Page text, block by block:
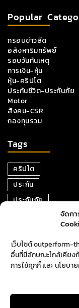
จัดก
เว็บไซต์ outperform-
อื่นที่มีลักษณะใกล้เคียง
การใช้คุกกี้ และ นโยบา
Popular
กรอบข่าวลีด
อสังหาริมทรัพย์
รอบวันทันเหตุ
การเงิน-หุ้น
หุ้น-คริปโต
ประกันชีวิต-ประกันภัย
Motor
สังคม-CSR
กองทุนรวม
Tags
คริปโต
ประกัน
ประกันภัย
ตราสารหนี้
อสังหาริมทรัพย์
ตลาดหุ้น